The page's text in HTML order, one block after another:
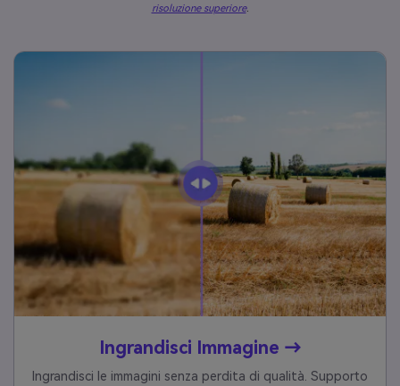
risoluzione superiore.
Ingrandisci Immagine →
Ingrandisci le immagini senza perdita di qualità. Supporto